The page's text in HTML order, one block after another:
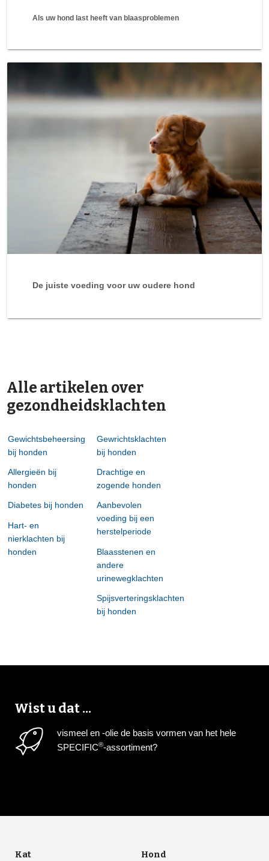
Als uw hond last heeft van blaasproblemen
De juiste voeding voor uw oudere hond
Alle artikelen over
gezondheidsklachten
Gewichtsbeheersing
bij honden
Allergieën bij
honden
Diabetes bij honden
Hart- en
nierklachten bij
honden
Gewrichtsklachten
bij honden
Drachtige en
zogende honden
Aanbevolen
voeding bij een
herstelperiode
Blaasstenen en
andere
urinewegklachten
Spijsverteringsklachten
bij honden
Wist u dat ...
vismeel en -olie de basis vormen van het hele
SPECIFIC®-assortiment?
Kat Hond